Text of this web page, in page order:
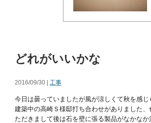
どれがいいかな
2016/09/30 | 工事
今日は曇っていましたが風が涼しくて秋を感じ
建築中の高崎Ｓ様邸打ち合わせがありました
ただきまして後は石を壁に張る製品がなかな